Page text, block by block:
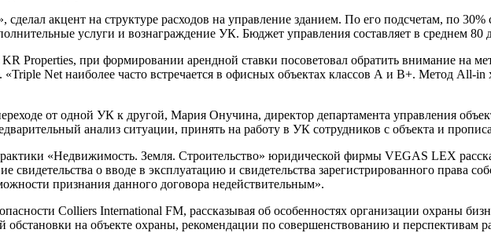
акцент на структуре расходов на управление зданием. По его подсчетам, по
услуги и вознаграждение УК. Бюджет управления составляет в среднем
Properties, при формировании арендной ставки посоветовал обратить внимание на
«Triple Net наиболее часто встречается в офисных объектах классов А и В+. Метод All-
от одной УК к другой, Мария Онучина, директор департамента управления
анализ ситуации, принять на работу в УК сотрудников с объекта и
«Недвижимость. Земля. Строительство» юридической фирмы VEGAS LEX
свидетельства о вводе в эксплуатацию и свидетельства зарегистрированного права
признания данного договора недействительным».
Colliers International FM, рассказывая об особенностях организации охраны
обстановки на объекте охраны, рекомендации по совершенствованию и перспективам